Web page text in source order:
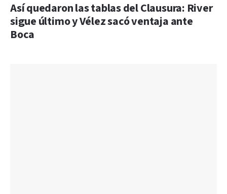
Así quedaron las tablas del Clausura: River
sigue último y Vélez sacó ventaja ante
Boca